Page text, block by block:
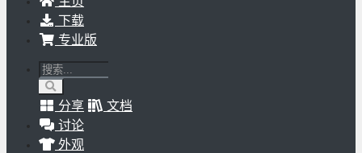
下载
专业版
分享
文档
讨论
外观